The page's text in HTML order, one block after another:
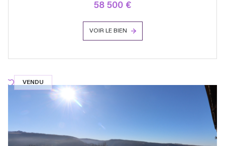
58 500 €
VOIR LE BIEN
VENDU